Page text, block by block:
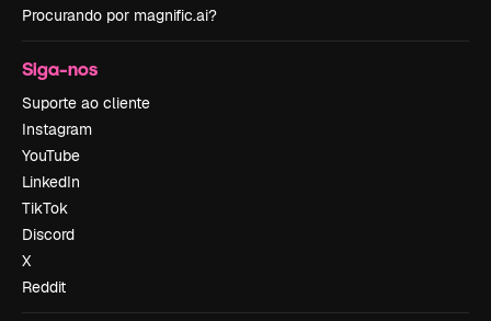
Procurando por magnific.ai?
Siga-nos
Suporte ao cliente
Instagram
YouTube
LinkedIn
TikTok
Discord
X
Reddit